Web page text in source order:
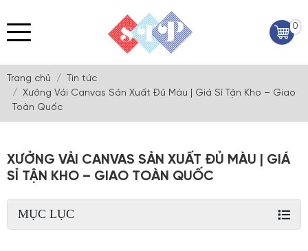
0
Trang chủ
Tin tức
Xưởng Vải Canvas Sản Xuất Đủ Màu | Giá Sỉ Tận Kho – Giao
Toàn Quốc
XƯỞNG VẢI CANVAS SẢN XUẤT ĐỦ MÀU | GIÁ
SỈ TẬN KHO – GIAO TOÀN QUỐC
MỤC LỤC